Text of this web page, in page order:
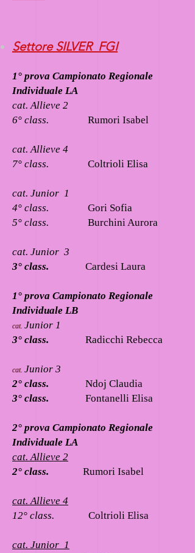
Settore SILVER FGI
1° prova Campionato Regionale
Individuale LA
cat. Allieve 2
6° class.
Rumori Isabel
cat. Allieve 4
7° class. Coltrioli Elisa
cat. Junior 1
4° class. Gori Sofia
5° class. Burchini Aurora
cat. Junior 3
3° class. Cardesi Laura
1° prova Campionato Regionale
Individuale LB
cat. Junior 1
3° class. Radicchi Rebecca
cat. Junior 3
2° class. Ndoj Claudia
3° class. Fontanelli Elisa
2° prova Campionato Regionale
Individuale LA
cat. Allieve 2
2° class.
Rumori Isabel
cat. Allieve 4
12° class. Coltrioli Elisa
cat. Junior 1